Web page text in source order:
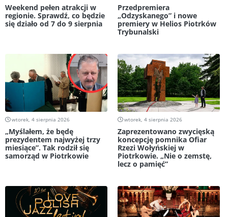
Weekend pełen atrakcji w
regionie. Sprawdź, co będzie
się działo od 7 do 9 sierpnia
Przedpremiera
„Odzyskanego” i nowe
premiery w Helios Piotrków
Trybunalski
wtorek, 4 sierpnia 2026
„Myślałem, że będę
prezydentem najwyżej trzy
miesiące”. Tak rodził się
samorząd w Piotrkowie
wtorek, 4 sierpnia 2026
Zaprezentowano zwycięską
koncepcję pomnika Ofiar
Rzezi Wołyńskiej w
Piotrkowie. „Nie o zemstę,
lecz o pamięć”